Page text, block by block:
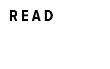
Inhalt